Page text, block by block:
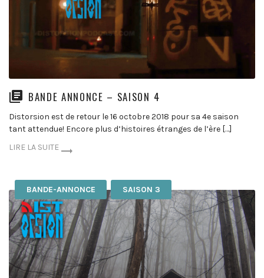
BANDE ANNONCE – SAISON 4
Distorsion est de retour le 16 octobre 2018 pour sa 4e saison
tant attendue! Encore plus d’histoires étranges de l’ère […]
LIRE LA SUITE
BANDE-ANNONCE SAISON 3